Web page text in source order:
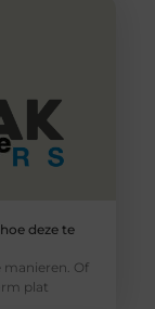
deze te
manieren. Of
plat